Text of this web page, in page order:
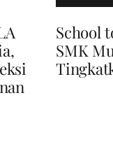
School
SMK